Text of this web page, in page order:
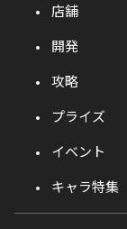
店舗
開発
攻略
プライズ
イベント
キャラ特集